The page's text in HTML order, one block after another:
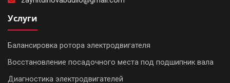
Услуги
Балансировка ротора электродвигателя
Восстановление посадочного места под подшипник вала
Диагностика электродвигателей